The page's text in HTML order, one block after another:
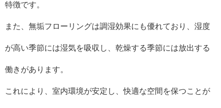
特徴です。
また、無垢フローリングは調湿効果にも優れており、湿度
が高い季節には湿気を吸収し、乾燥する季節には放出する
働きがあります。
これにより、室内環境が安定し、快適な空間を保つことが